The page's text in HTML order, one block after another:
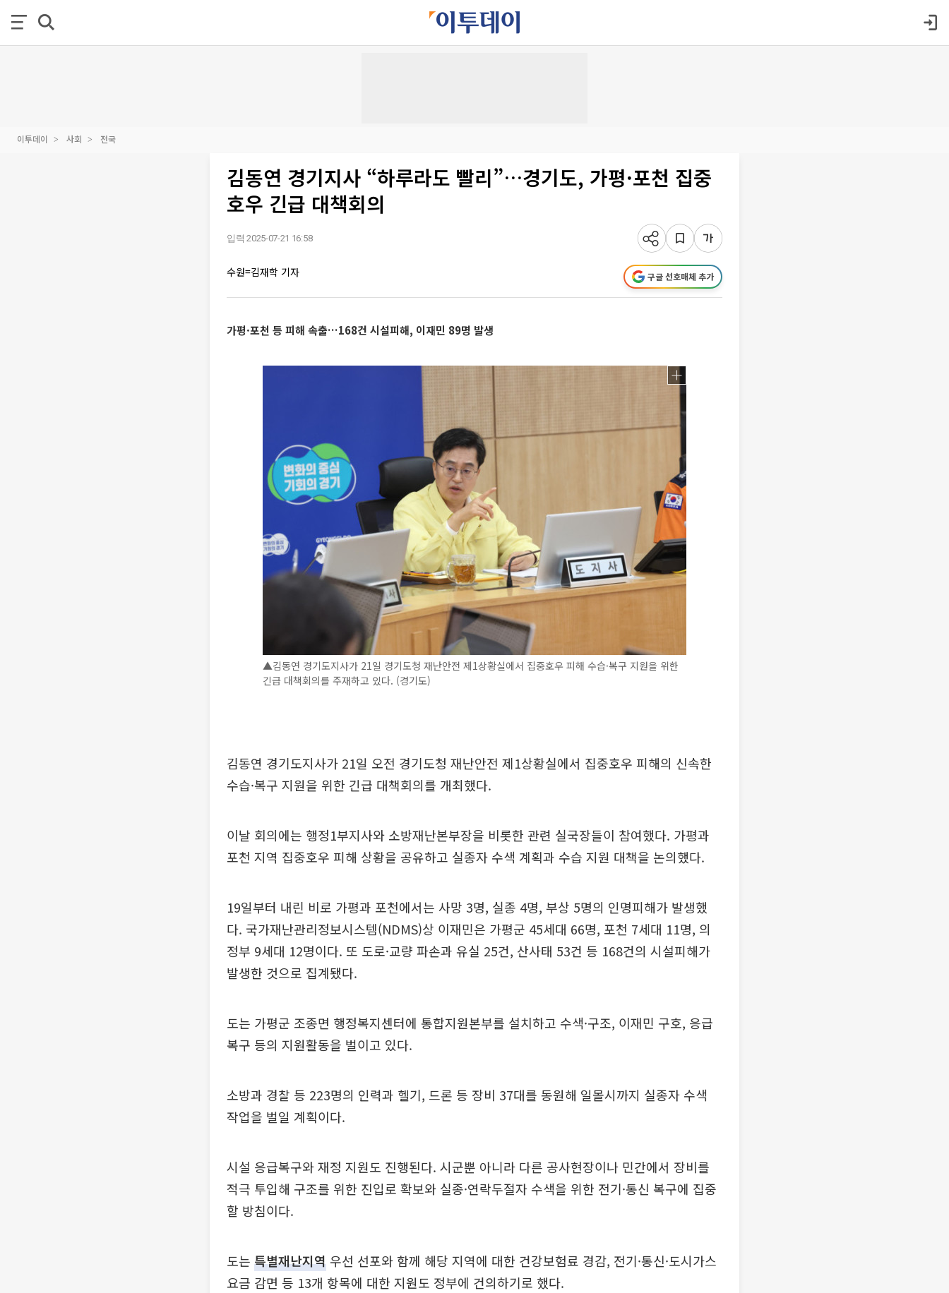
이투데이 사회 전국
김동연 경기지사 “하루라도 빨리”…경기도, 가평·포천 집중
호우 긴급 대책회의
입력 2025-07-21 16:58
수원=김재학 기자 구글 선호매체 추가
가평·포천 등 피해 속출…168건 시설피해, 이재민 89명 발생
▲김동연 경기도지사가 21일 경기도청 재난안전 제1상황실에서 집중호우 피해 수습·복구 지원을 위한
긴급 대책회의를 주재하고 있다. (경기도)
김동연 경기도지사가 21일 오전 경기도청 재난안전 제1상황실에서 집중호우 피해의 신속한
수습·복구 지원을 위한 긴급 대책회의를 개최했다.
이날 회의에는 행정1부지사와 소방재난본부장을 비롯한 관련 실국장들이 참여했다. 가평과
포천 지역 집중호우 피해 상황을 공유하고 실종자 수색 계획과 수습 지원 대책을 논의했다.
19일부터 내린 비로 가평과 포천에서는 사망 3명, 실종 4명, 부상 5명의 인명피해가 발생했
다. 국가재난관리정보시스템(NDMS)상 이재민은 가평군 45세대 66명, 포천 7세대 11명, 의
정부 9세대 12명이다. 또 도로·교량 파손과 유실 25건, 산사태 53건 등 168건의 시설피해가
발생한 것으로 집계됐다.
도는 가평군 조종면 행정복지센터에 통합지원본부를 설치하고 수색·구조, 이재민 구호, 응급
복구 등의 지원활동을 벌이고 있다.
소방과 경찰 등 223명의 인력과 헬기, 드론 등 장비 37대를 동원해 일몰시까지 실종자 수색
작업을 벌일 계획이다.
시설 응급복구와 재정 지원도 진행된다. 시군뿐 아니라 다른 공사현장이나 민간에서 장비를
적극 투입해 구조를 위한 진입로 확보와 실종·연락두절자 수색을 위한 전기·통신 복구에 집중
할 방침이다.
도는 특별재난지역 우선 선포와 함께 해당 지역에 대한 건강보험료 경감, 전기·통신·도시가스
요금 감면 등 13개 항목에 대한 지원도 정부에 건의하기로 했다.